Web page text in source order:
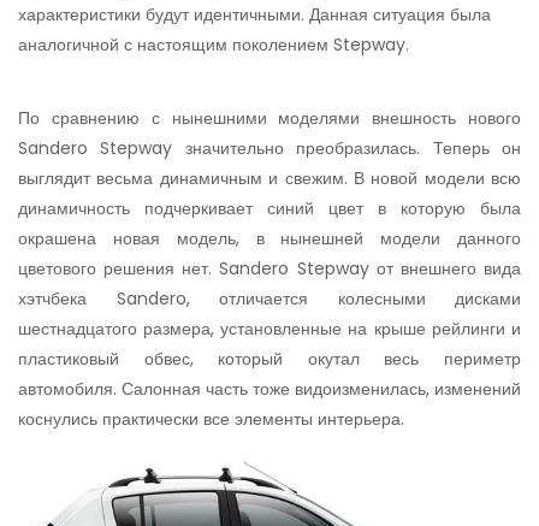
характеристики будут идентичными. Данная ситуация была
аналогичной с настоящим поколением Stepway.
По сравнению с нынешними моделями внешность нового
Sandero Stepway значительно преобразилась. Теперь он
выглядит весьма динамичным и свежим. В новой модели всю
динамичность подчеркивает синий цвет в которую была
окрашена новая модель, в нынешней модели данного
цветового решения нет. Sandero Stepway от внешнего вида
хэтчбека Sandero, отличается колесными дисками
шестнадцатого размера, установленные на крыше рейлинги и
пластиковый обвес, который окутал весь периметр
автомобиля. Салонная часть тоже видоизменилась, изменений
коснулись практически все элементы интерьера.